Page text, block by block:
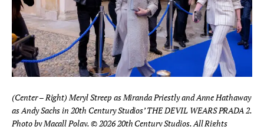
(Center – Right) Meryl Streep as Miranda Priestly and Anne Hathaway
as Andy Sachs in 20th Century Studios’ THE DEVIL WEARS PRADA 2.
Photo by Macall Polay. © 2026 20th Century Studios. All Rights